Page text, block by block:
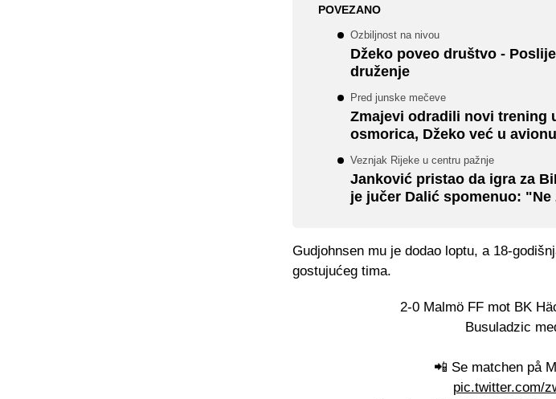
POVEZANO
Ozbiljnost na nivou
Džeko poveo društvo -
druženje
Pred junske mečeve
Zmajevi odradili novi trening
osmorica, Džeko već u avionu
Veznjak Rijeke u centru pažnje
Janković pristao da igra za
je jučer Dalić spomenuo: "Ne
Gudjohnsen mu je dodao loptu, a 18-
gostujućeg tima.
2-0 Malmö FF mot BK
Busuladzic
📲 Se matchen på
pic.twitter.com/